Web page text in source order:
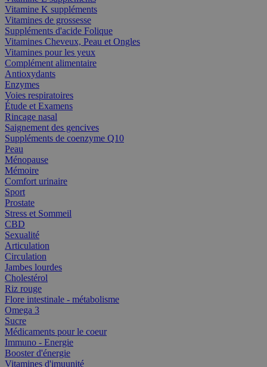
Vitamine K suppléments
Vitamines de grossesse
Suppléments d'acide Folique
Vitamines Cheveux, Peau et Ongles
Vitamines pour les yeux
Complément alimentaire
Antioxydants
Enzymes
Voies respiratoires
Étude et Examens
Rincage nasal
Saignement des gencives
Suppléments de coenzyme Q10
Peau
Ménopause
Mémoire
Comfort urinaire
Sport
Prostate
Stress et Sommeil
CBD
Sexualité
Articulation
Circulation
Jambes lourdes
Cholestérol
Riz rouge
Flore intestinale - métabolisme
Omega 3
Sucre
Médicaments pour le coeur
Immuno - Energie
Booster d'énergie
Vitamines d'imuunité